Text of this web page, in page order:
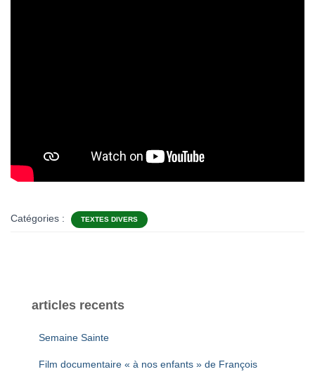
Catégories : TEXTES DIVERS
articles recents
Semaine Sainte
Film documentaire « à nos enfants » de François